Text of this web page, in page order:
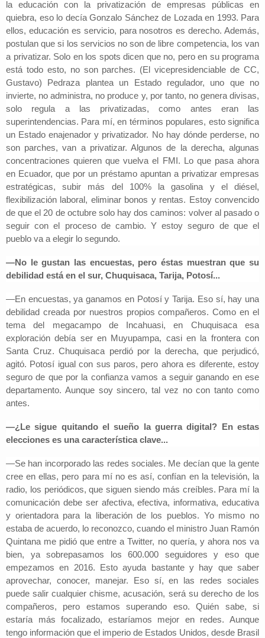
la educación con la privatización de empresas públicas en
quiebra, eso lo decía Gonzalo Sánchez de Lozada en 1993. Para
ellos, educación es servicio, para nosotros es derecho. Además,
postulan que si los servicios no son de libre competencia, los van
a privatizar. Solo en los spots dicen que no, pero en su programa
está todo esto, no son parches. (El vicepresidenciable de CC,
Gustavo) Pedraza plantea un Estado regulador, uno que no
invierte, no administra, no produce y, por tanto, no genera divisas,
solo regula a las privatizadas, como antes eran las
superintendencias. Para mí, en términos populares, esto significa
un Estado enajenador y privatizador. No hay dónde perderse, no
son parches, van a privatizar. Algunos de la derecha, algunas
concentraciones quieren que vuelva el FMI. Lo que pasa ahora
en Ecuador, que por un préstamo apuntan a privatizar empresas
estratégicas, subir más del 100% la gasolina y el diésel,
flexibilización laboral, eliminar bonos y rentas. Estoy convencido
de que el 20 de octubre solo hay dos caminos: volver al pasado o
seguir con el proceso de cambio. Y estoy seguro de que el
pueblo va a elegir lo segundo.
—No le gustan las encuestas, pero éstas muestran que su
debilidad está en el sur, Chuquisaca, Tarija, Potosí...
—En encuestas, ya ganamos en Potosí y Tarija. Eso sí, hay una
debilidad creada por nuestros propios compañeros. Como en el
tema del megacampo de Incahuasi, en Chuquisaca esa
exploración debía ser en Muyupampa, casi en la frontera con
Santa Cruz. Chuquisaca perdió por la derecha, que perjudicó,
agitó. Potosí igual con sus paros, pero ahora es diferente, estoy
seguro de que por la confianza vamos a seguir ganando en ese
departamento. Aunque soy sincero, tal vez no con tanto como
antes.
—¿Le sigue quitando el sueño la guerra digital? En estas
elecciones es una característica clave...
—Se han incorporado las redes sociales. Me decían que la gente
cree en ellas, pero para mí no es así, confían en la televisión, la
radio, los periódicos, que siguen siendo más creíbles. Para mí la
comunicación debe ser afectiva, efectiva, informativa, educativa
y orientadora para la liberación de los pueblos. Yo mismo no
estaba de acuerdo, lo reconozco, cuando el ministro Juan Ramón
Quintana me pidió que entre a Twitter, no quería, y ahora nos va
bien, ya sobrepasamos los 600.000 seguidores y eso que
empezamos en 2016. Esto ayuda bastante y hay que saber
aprovechar, conocer, manejar. Eso sí, en las redes sociales
puede salir cualquier chisme, acusación, será su derecho de los
compañeros, pero estamos superando eso. Quién sabe, si
estaría más focalizado, estaríamos mejor en redes. Aunque
tengo información que el imperio de Estados Unidos, desde Brasil